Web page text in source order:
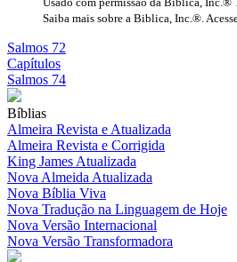
Saiba mais sobre a Biblica, Inc.®.
Salmos 72
Capítulos
Salmos 74
Bíblias
Almeira Revista e Atualizada
Almeira Revista e Corrigida
King James Atualizada
Nova Almeida Atualizada
Nova Bíblia Viva
Nova Tradução na Linguagem de Hoje
Nova Versão Internacional
Nova Versão Transformadora